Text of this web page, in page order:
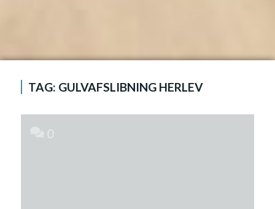
TAG: GULVAFSLIBNING HERLEV